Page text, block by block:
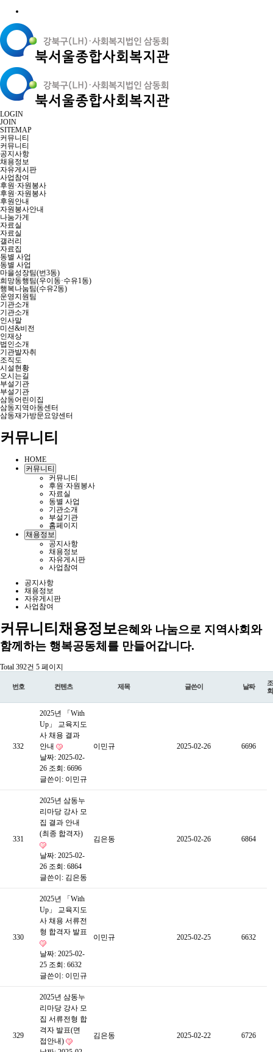
LOGIN
JOIN
SITEMAP
커뮤니티
커뮤니티
공지사항
채용정보
자유게시판
사업참여
후원·자원봉사
후원·자원봉사
후원안내
자원봉사안내
나눔가게
자료실
자료실
갤러리
자료집
동별 사업
동별 사업
마을성장팀(번3동)
희망동행팀(우이동·수유1동)
행복나눔팀(수유2동)
운영지원팀
기관소개
기관소개
인사말
미션&비전
인재상
법인소개
기관발자취
조직도
시설현황
오시는길
부설기관
부설기관
삼동어린이집
삼동지역아동센터
삼동재가방문요양센터
커뮤니티
HOME
커뮤니티
커뮤니티
후원·자원봉사
자료실
동별 사업
기관소개
부설기관
홈페이지
채용정보
공지사항
채용정보
자유게시판
사업참여
공지사항
채용정보
자유게시판
사업참여
커뮤니티 채용정보은혜와 나눔으로 지역사회와
함께하는 행복공동체를 만들어갑니다.
Total 392건 5 페이지
번호 컨텐츠 제목 글쓴이 날짜
조
회
332
2025년 「With
Up」 교육지도
사 채용 결과
안내
날짜: 2025-02-
26 조회: 6696
글쓴이: 이민규
이민규 2025-02-26 6696
331
2025년 삼동누
리마당 강사 모
집 결과 안내
(최종 합격자)
날짜: 2025-02-
26 조회: 6864
글쓴이: 김은동
김은동 2025-02-26 6864
330
2025년 「With
Up」 교육지도
사 채용 서류전
형 합격자 발표
날짜: 2025-02-
25 조회: 6632
글쓴이: 이민규
이민규 2025-02-25 6632
329
2025년 삼동누
리마당 강사 모
집 서류전형 합
격자 발표(면
접안내)
김은동 2025-02-22 6726